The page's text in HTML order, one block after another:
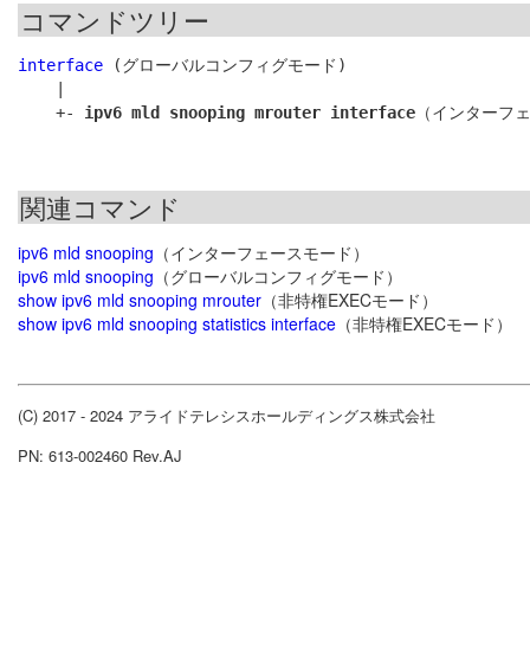
コマンドツリー
interface (グローバルコンフィグモード)
    +-
ipv6 mld snooping mrouter interface
関連コマンド
ipv6 mld snooping （インターフェースモード）
ipv6 mld snooping （グローバルコンフィグモード）
show ipv6 mld snooping mrouter （非特権EXECモード）
show ipv6 mld snooping statistics interface （非特権EXECモード）
(C) 2017 - 2024 アライドテレシスホールディングス株式会社
PN: 613-002460 Rev.AJ